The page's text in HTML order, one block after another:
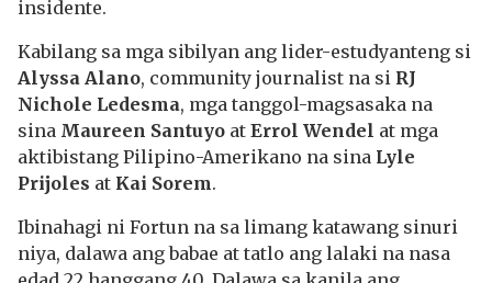
insidente.
Kabilang sa mga sibilyan ang lider-estudyanteng si
Alyssa Alano, community journalist na si RJ
Nichole Ledesma, mga tanggol-magsasaka na
sina Maureen Santuyo at Errol Wendel at mga
aktibistang Pilipino-Amerikano na sina Lyle
Prijoles at Kai Sorem.
Ibinahagi ni Fortun na sa limang katawang sinuri
niya, dalawa ang babae at tatlo ang lalaki na nasa